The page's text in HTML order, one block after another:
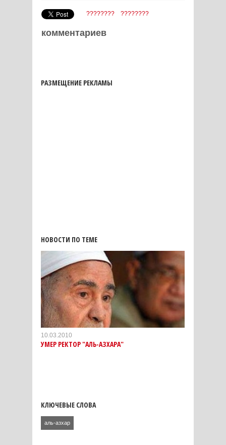
???????? ????????
комментариев
РАЗМЕЩЕНИЕ РЕКЛАМЫ
НОВОСТИ ПО ТЕМЕ
10.03.2010
УМЕР РЕКТОР "АЛЬ-АЗХАРА"
КЛЮЧЕВЫЕ СЛОВА
аль-азхар